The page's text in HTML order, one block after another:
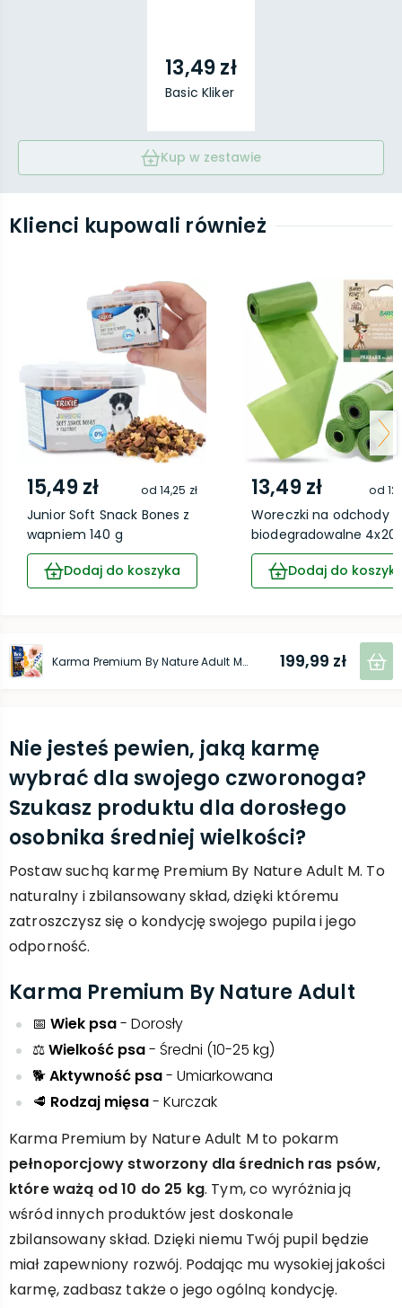
13,49 zł
Basic Kliker
Kup w zestawie
Klienci kupowali również
15,49 zł od 14,25 zł
Junior Soft Snack Bones z
wapniem 140 g
Dodaj do koszyka
13,49 zł od
Woreczki na odchody
biodegradowalne
Dodaj do
Karma Premium By Nature Adult M 15 kg 199,99 zł
Nie jesteś pewien, jaką karmę
wybrać dla swojego czworonoga?
Szukasz produktu dla dorosłego
osobnika średniej wielkości?
Postaw suchą karmę Premium By Nature Adult M. To
naturalny i zbilansowany skład, dzięki któremu
zatroszczysz się o kondycję swojego pupila i jego
odporność.
Karma Premium By Nature Adult
​📅 Wiek psa- Dorosły
​⚖️Wielkość psa- Średni (10-25 kg)
🐕Aktywność psa- Umiarkowana
🥩 Rodzaj mięsa- Kurczak
Karma Premium by Nature Adult M to pokarm
pełnoporcjowy stworzony dla średnich ras psów,
które ważą od 10 do 25 kg. Tym, co wyróżnia ją
wśród innych produktów jest doskonale
zbilansowany skład. Dzięki niemu Twój pupil będzie
miał zapewniony rozwój. Podając mu wysokiej jakości
karmę, zadbasz także o jego ogólną kondycję.